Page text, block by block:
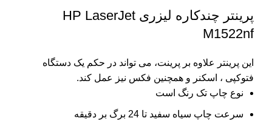
پرینتر چندکاره لیزری HP LaserJet
M1522nf
این پرینتر علاوه بر پرینت، می تواند در حکم یک دستگاه
فتوکپی ، اسکنر و همچنین فکس نیز عمل کند.
نوع چاپ تک رنگ است
سرعت چاپ سیاه سفید تا 24 برگ بر دقیقه